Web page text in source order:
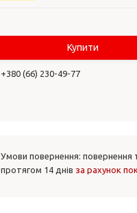
Купити
+380 (66) 230-49-77
повернення
протягом 14 днів за рахунок